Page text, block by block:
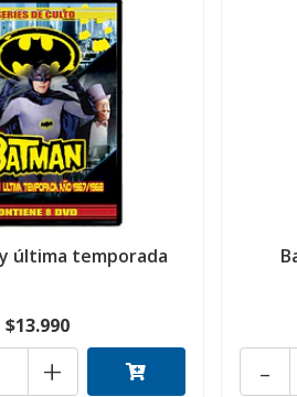
última temporada
$13.990
+ -